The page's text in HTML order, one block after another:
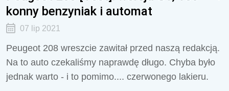
konny benzyniak i automat
07 lip 2021
Peugeot 208 wreszcie zawitał przed naszą redakcją.
Na to auto czekaliśmy naprawdę długo. Chyba było
jednak warto - i to pomimo.... czerwonego lakieru.